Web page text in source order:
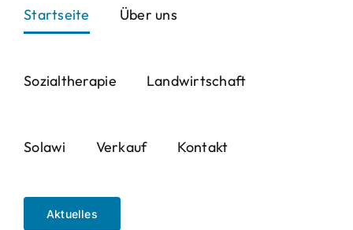
Startseite Über uns
Sozialtherapie Landwirtschaft
Solawi Verkauf Kontakt
Aktuelles